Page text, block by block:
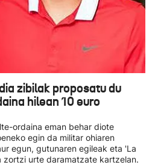
zibilak proposatu du
hilean 10 euro
ordaina eman behar diote
egin da militar ohiaren
egun, gutunaren egileak eta 'La
zortzi urte daramatzate kartzelan.